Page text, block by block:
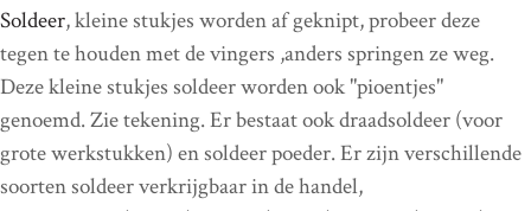
Soldeer, kleine stukjes worden af geknipt, probeer deze
tegen te houden met de vingers ,anders springen ze weg.
Deze kleine stukjes soldeer worden ook "pioentjes"
genoemd. Zie tekening. Er bestaat ook draadsoldeer (voor
grote werkstukken) en soldeer poeder. Er zijn verschillende
soorten soldeer verkrijgbaar in de handel,